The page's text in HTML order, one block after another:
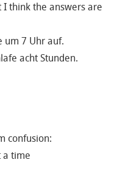
I think the answers are
um 7 Uhr auf.
acht Stunden.
confusion:
a time